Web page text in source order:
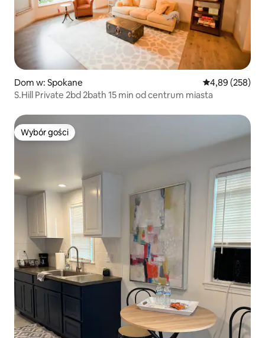
Dom w: Spokane Średnia
4,89 (258)
S.Hill Private 2bd 2bath 15 min od centrum miasta
Wybór gości
Wybór gości